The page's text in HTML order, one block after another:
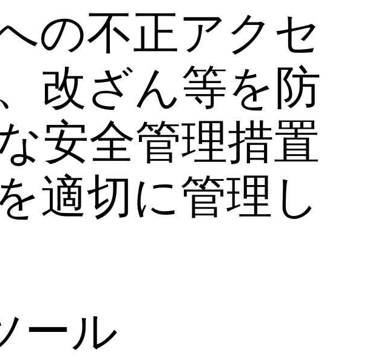
の不正アクセ
改ざん等を防
安全管理措置
適切に管理し
ール